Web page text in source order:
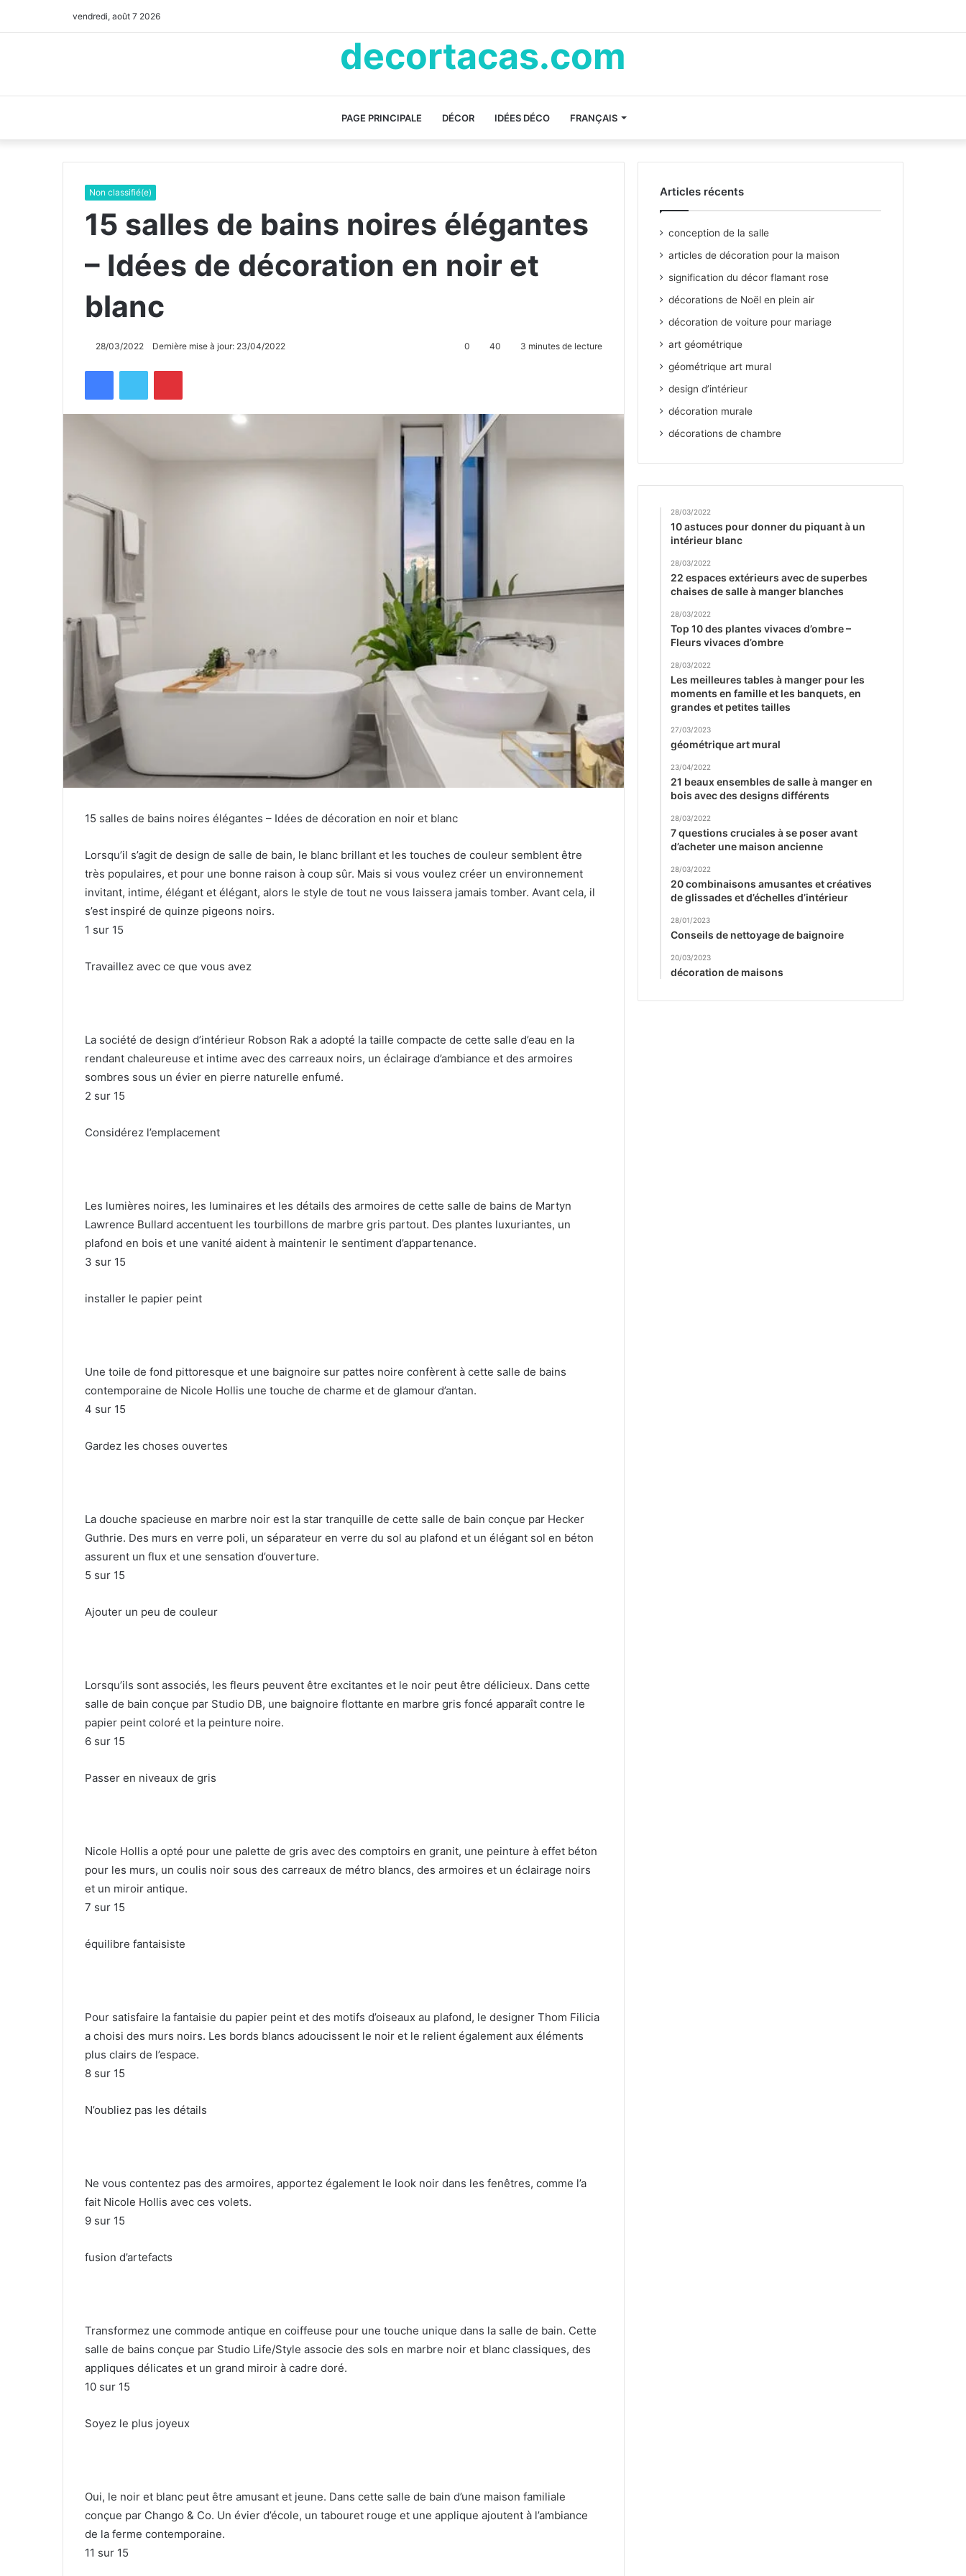
vendredi, août 7 2026
decortacas.com
PAGE PRINCIPALE DÉCOR IDÉES DÉCO FRANÇAIS
Non classifié(e)
15 salles de bains noires élégantes
– Idées de décoration en noir et
blanc
28/03/2022 Dernière mise à jour: 23/04/2022 0 40 3 minutes de lecture
15 salles de bains noires élégantes – Idées de décoration en noir et blanc
Lorsqu’il s’agit de design de salle de bain, le blanc brillant et les touches de couleur semblent être
très populaires, et pour une bonne raison à coup sûr. Mais si vous voulez créer un environnement
invitant, intime, élégant et élégant, alors le style de tout ne vous laissera jamais tomber. Avant cela, il
s’est inspiré de quinze pigeons noirs.
1 sur 15
Travaillez avec ce que vous avez
La société de design d’intérieur Robson Rak a adopté la taille compacte de cette salle d’eau en la
rendant chaleureuse et intime avec des carreaux noirs, un éclairage d’ambiance et des armoires
sombres sous un évier en pierre naturelle enfumé.
2 sur 15
Considérez l’emplacement
Les lumières noires, les luminaires et les détails des armoires de cette salle de bains de Martyn
Lawrence Bullard accentuent les tourbillons de marbre gris partout. Des plantes luxuriantes, un
plafond en bois et une vanité aident à maintenir le sentiment d’appartenance.
3 sur 15
installer le papier peint
Une toile de fond pittoresque et une baignoire sur pattes noire confèrent à cette salle de bains
contemporaine de Nicole Hollis une touche de charme et de glamour d’antan.
4 sur 15
Gardez les choses ouvertes
La douche spacieuse en marbre noir est la star tranquille de cette salle de bain conçue par Hecker
Guthrie. Des murs en verre poli, un séparateur en verre du sol au plafond et un élégant sol en béton
assurent un flux et une sensation d’ouverture.
5 sur 15
Ajouter un peu de couleur
Lorsqu’ils sont associés, les fleurs peuvent être excitantes et le noir peut être délicieux. Dans cette
salle de bain conçue par Studio DB, une baignoire flottante en marbre gris foncé apparaît contre le
papier peint coloré et la peinture noire.
6 sur 15
Passer en niveaux de gris
Nicole Hollis a opté pour une palette de gris avec des comptoirs en granit, une peinture à effet béton
pour les murs, un coulis noir sous des carreaux de métro blancs, des armoires et un éclairage noirs
et un miroir antique.
7 sur 15
équilibre fantaisiste
Pour satisfaire la fantaisie du papier peint et des motifs d’oiseaux au plafond, le designer Thom Filicia
a choisi des murs noirs. Les bords blancs adoucissent le noir et le relient également aux éléments
plus clairs de l’espace.
8 sur 15
N’oubliez pas les détails
Ne vous contentez pas des armoires, apportez également le look noir dans les fenêtres, comme l’a
fait Nicole Hollis avec ces volets.
9 sur 15
fusion d’artefacts
Transformez une commode antique en coiffeuse pour une touche unique dans la salle de bain. Cette
salle de bains conçue par Studio Life/Style associe des sols en marbre noir et blanc classiques, des
appliques délicates et un grand miroir à cadre doré.
10 sur 15
Soyez le plus joyeux
Oui, le noir et blanc peut être amusant et jeune. Dans cette salle de bain d’une maison familiale
conçue par Chango & Co. Un évier d’école, un tabouret rouge et une applique ajoutent à l’ambiance
de la ferme contemporaine.
11 sur 15
Articles récents
conception de la salle
articles de décoration pour la maison
signification du décor flamant rose
décorations de Noël en plein air
décoration de voiture pour mariage
art géométrique
géométrique art mural
design d’intérieur
décoration murale
décorations de chambre
28/03/2022
10 astuces pour donner du piquant à un
intérieur blanc
28/03/2022
22 espaces extérieurs avec de superbes
chaises de salle à manger blanches
28/03/2022
Top 10 des plantes vivaces d’ombre –
Fleurs vivaces d’ombre
28/03/2022
Les meilleures tables à manger pour les
moments en famille et les banquets, en
grandes et petites tailles
27/03/2023
géométrique art mural
23/04/2022
21 beaux ensembles de salle à manger en
bois avec des designs différents
28/03/2022
7 questions cruciales à se poser avant
d’acheter une maison ancienne
28/03/2022
20 combinaisons amusantes et créatives
de glissades et d’échelles d’intérieur
28/01/2023
Conseils de nettoyage de baignoire
20/03/2023
décoration de maisons